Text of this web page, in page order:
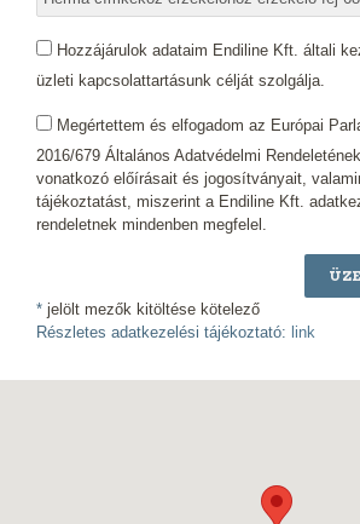
Hozzájárulok adataim Endiline Kft. általi
üzleti kapcsolattartásunk célját szolgálja.
Megértettem és elfogadom az Európai
2016/679 Általános Adatvédelmi
vonatkozó előírásait és jogosítványait,
tájékoztatást, miszerint a Endiline Kft.
rendeletnek mindenben megfelel.
* jelölt mezők kitöltése kötelező
Részletes adatkezelési tájékoztató: link